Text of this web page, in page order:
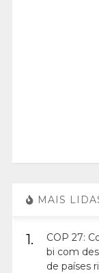
MAIS
1.
COP 27:
bi com
de países